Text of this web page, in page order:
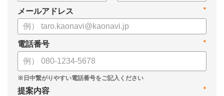
*
メールアドレス
*
電話番号
*
提案内容